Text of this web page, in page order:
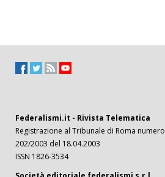
Federalismi.it - Rivista Telematica
Registrazione al Tribunale di Roma numero
202/2003 del 18.04.2003
ISSN 1826-3534